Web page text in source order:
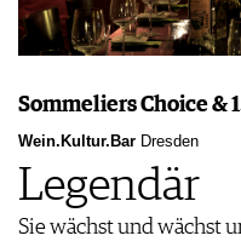
Sommeliers Choice &
Wein.Kultur.Bar Dresden
Legendär
Sie wächst und wächst